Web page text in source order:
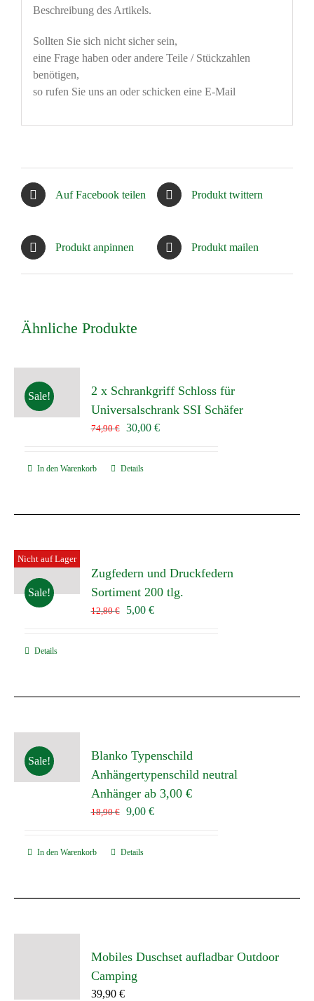
Beschreibung des Artikels.
Sollten Sie sich nicht sicher sein,
eine Frage haben oder andere Teile / Stückzahlen
benötigen,
so rufen Sie uns an oder schicken eine E-Mail
Auf Facebook teilen Produkt twittern
Produkt anpinnen Produkt mailen
Ähnliche Produkte
Sale!
2 x Schrankgriff Schloss für
Universalschrank SSI Schäfer
74,90€
Ursprünglicher
30,00 €Aktueller
In den Warenkorb Details
Nicht auf Lager
Sale!
Zugfedern und Druckfedern
Sortiment 200 tlg.
12,80€
Ursprünglicher
5,00 €Aktueller
Details
Sale!
Blanko Typenschild
Anhängertypenschild neutral
Anhänger ab 3,00 €
18,90€
Ursprünglicher
9,00 €Aktueller
In den Warenkorb Details
Mobiles Duschset aufladbar Outdoor
Camping
39,90 €